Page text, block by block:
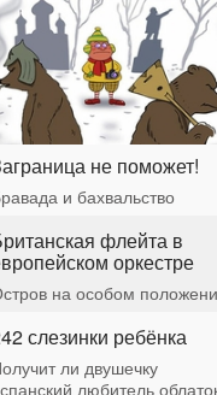
не поможет!
и бахвальство
флейта в
оркестре
на особом
слезинки ребёнка
ли двушечку
любитель